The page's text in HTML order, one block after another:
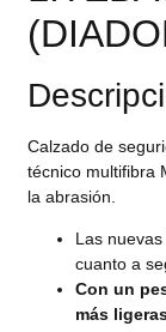
Calzado de
técnico multifibra
la abrasión.
Las
cuanto a
Con un
más